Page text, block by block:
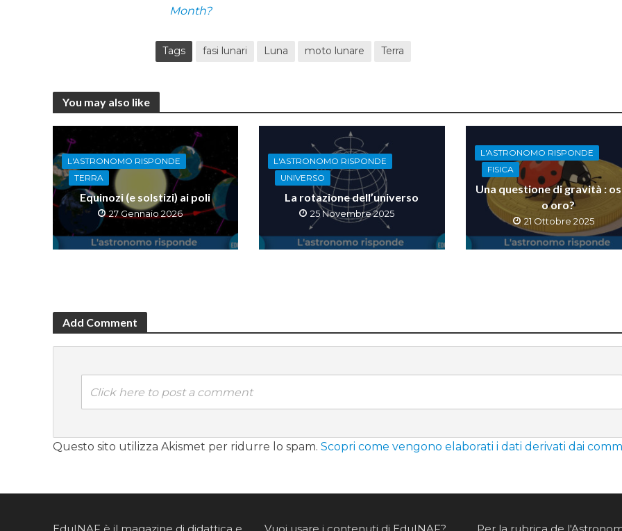
Month?
Tags fasi lunari Luna moto lunare Terra
You may also like
L'ASTRONOMO RISPONDE
TERRA
Equinozi (e solstizi) ai poli
27 Gennaio 2026
L'ASTRONOMO RISPONDE
UNIVERSO
La rotazione dell’universo
25 Novembre 2025
L'ASTRONOMO RISPONDE
FISICA
Una questione di gravità :
o oro?
21 Ottobre 2025
Add Comment
Click here to post a comment
Questo sito utilizza Akismet per ridurre lo spam. Scopri come vengono elaborati i dati derivati dai